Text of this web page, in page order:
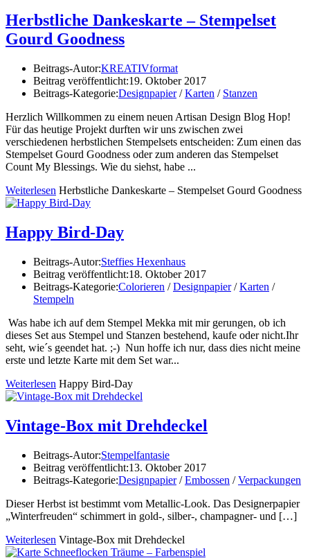
Herbstliche Dankeskarte – Stempelset
Gourd Goodness
Beitrags-Autor:KREATIVformat
Beitrag veröffentlicht:19. Oktober 2017
Beitrags-Kategorie:Designpapier / Karten / Stanzen
Herzlich Willkommen zu einem neuen Artisan Design Blog Hop!
Für das heutige Projekt durften wir uns zwischen zwei
verschiedenen herbstlichen Stempelsets entscheiden: Zum einen das
Stempelset Gourd Goodness oder zum anderen das Stempelset
Count My Blessings. Wie du siehst, habe ...
Weiterlesen Herbstliche Dankeskarte – Stempelset Gourd Goodness
Happy Bird-Day
Beitrags-Autor:Steffies Hexenhaus
Beitrag veröffentlicht:18. Oktober 2017
Beitrags-Kategorie:Colorieren / Designpapier / Karten /
Stempeln
Was habe ich auf dem Stempel Mekka mit mir gerungen, ob ich
dieses Set aus Stempel und Stanzen bestehend, kaufe oder nicht.Ihr
seht, wie´s geendet hat. ;-) Nun hoffe ich nur, dass dies nicht meine
erste und letzte Karte mit dem Set war...
Weiterlesen Happy Bird-Day
Vintage-Box mit Drehdeckel
Beitrags-Autor:Stempelfantasie
Beitrag veröffentlicht:13. Oktober 2017
Beitrags-Kategorie:Designpapier / Embossen / Verpackungen
Dieser Herbst ist bestimmt vom Metallic-Look. Das Designerpapier
„Winterfreuden“ schimmert in gold-, silber-, champagner- und […]
Weiterlesen Vintage-Box mit Drehdeckel